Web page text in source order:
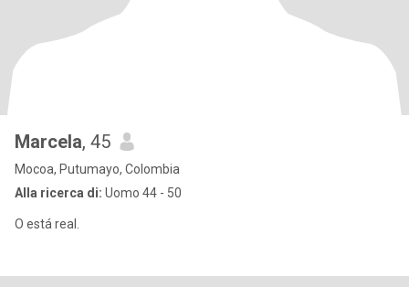
Marcela, 45
Mocoa, Putumayo, Colombia
Alla ricerca di: Uomo 44 - 50
O está real.